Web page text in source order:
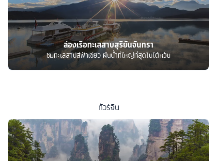
ล่องเรือทะเลสาบสุริยันจันทรา
ชมทะเลสาปสีฟ้าเขียว ผืนน้ำที่ใหญ่ที่สุดในไต้หวัน
ทัวร์จีน